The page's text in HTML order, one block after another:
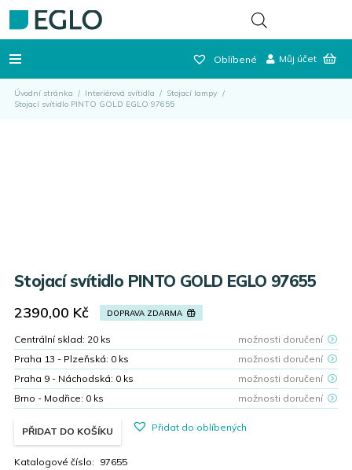
Oblíbené Můj účet
Úvodní stránka / Interiérová svítidla / Stojací lampy /
Stojací svítidlo PINTO GOLD EGLO 97655
Stojací svítidlo PINTO GOLD EGLO 97655
2390,00 Kč DOPRAVA ZDARMA
Centrální sklad: 20 ks
možnosti doručení
Praha 13 - Plzeňská: 0 ks
možnosti doručení
Praha 9 - Náchodská: 0 ks
možnosti doručení
Brno - Modřice: 0 ks možnosti doručení
PŘIDAT DO KOŠÍKU Přidat do oblíbených
Katalogové číslo: 97655